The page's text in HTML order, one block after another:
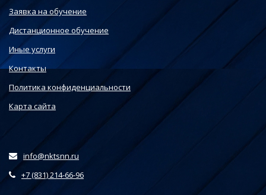
Заявка на обучение
Дистанционное обучение
Иные услуги
Контакты
Политика конфиденциальности
Карта сайта
info@nktsnn.ru
+7 (831) 214-66-96